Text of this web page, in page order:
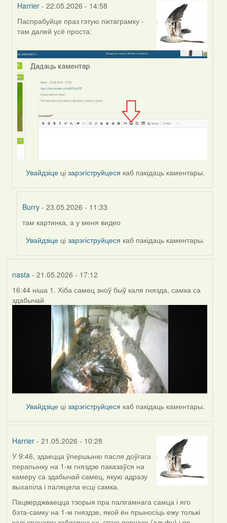
Harrier - 22.05.2026 - 14:58
In
reply
by
Burry
Паспрабуйце праз гэтую піктаграмку -
там далей усё проста:
Увайдзіце цізарэгіструйцеся каб пакідаць каментары.
Burry - 23.05.2026 - 11:33
In
reply
by
там картинка, а у меня видео
Увайдзіце цізарэгіструйцеся каб пакідаць каментары.
nasta- 21.05.2026 - 17:12
16:44 ніша 1. Хіба самец зноў быў каля гнязда, самка са
здабычай
Увайдзіце цізарэгіструйцеся каб пакідаць каментары.
Harrier- 21.05.2026 - 10:28
У 9:46, здаецца ўпершыню пасля доўгага
перапынку на 1-м гняздзе паказаўся на
камеру са здабычай самец, якую адразу
выхапіла і паляцела есці самка.
Пацверджваецца тэорыя пра палігамнага самца і яго
бэта-самку на 1-м гняздзе, якой ён прыносіць ежу толькі